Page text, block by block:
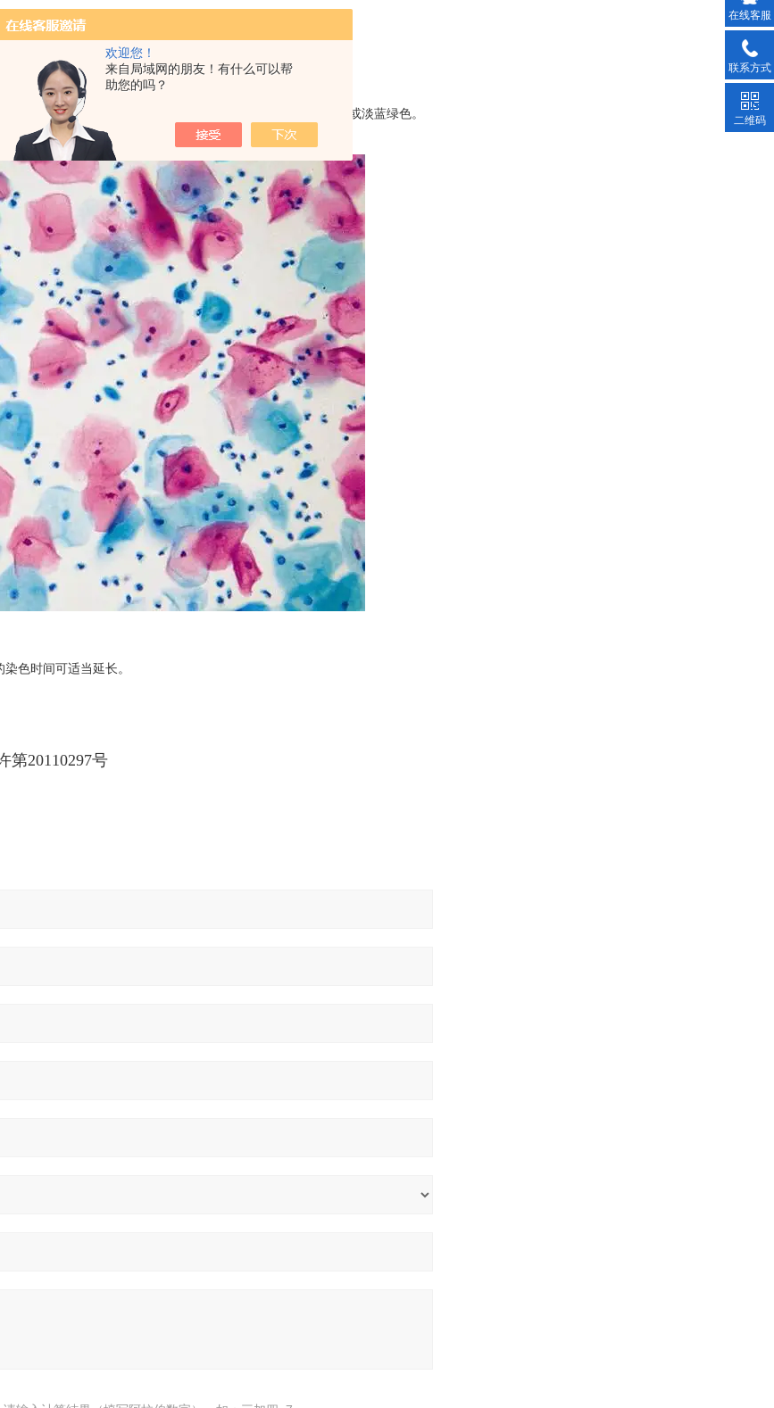
欢迎您！
来自局域网的朋友！有什么可以帮
助您的吗？
甲苯透明，树胶封片。
核细胞胞浆均染成蓝绿色，表层固缩核细胞胞浆染成淡红色或淡蓝绿色。
色时间可适当延长。
第20110297号
在线客服
联系方式
二维码